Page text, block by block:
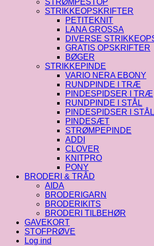
STRØMPESTOP
STRIKKEOPSKRIFTER
PETITEKNIT
LANA GROSSA
DIVERSE
GRATIS OPSKRIFTER
BØGER
STRIKKEPINDE
VARIO NERA EBONY
RUNDPINDE I TRÆ
PINDESPIDSER I TRÆ
RUNDPINDE I STÅL
PINDESPIDSER I STÅL
PINDESÆT
STRØMPEPINDE
ADDI
CLOVER
KNITPRO
PONY
BRODERI & TRÅD
AIDA
BRODERIGARN
BRODERIKITS
BRODERI TILBEHØR
GAVEKORT
STOFPRØVE
Log ind